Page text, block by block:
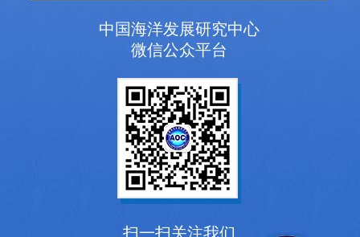
中国海洋发展研究中心
微信公众平台
扫一扫关注我们